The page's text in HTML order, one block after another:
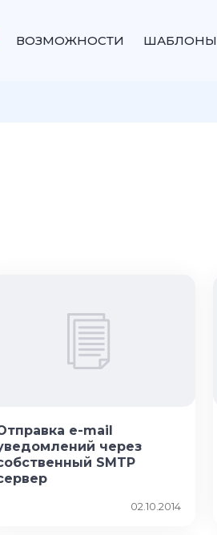
ВОЗМОЖНОСТИ ШАБЛОНЫ
e-mail
через
SMTP
02.10.2014